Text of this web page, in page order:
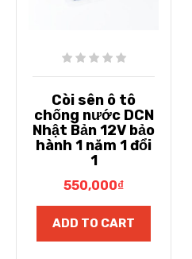
Còi sên ô tô
chống nước DCN
Nhật Bản 12V bảo
hành 1 năm 1 đổi
1
550,000₫
ADD TO CART